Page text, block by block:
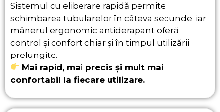
Sistemul cu eliberare rapidă permite
schimbarea tubularelor în câteva secunde, iar
mânerul ergonomic antiderapant oferă
control și confort chiar și în timpul utilizării
prelungite.
Mai rapid, mai precis și mult mai
confortabil la fiecare utilizare.